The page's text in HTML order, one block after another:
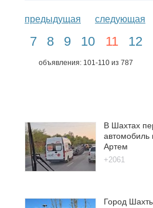
предыдущая следующая
7 8 9 10 11 12
объявления: 101-110 из 787
В Шахтах
Артем
+2061
Город